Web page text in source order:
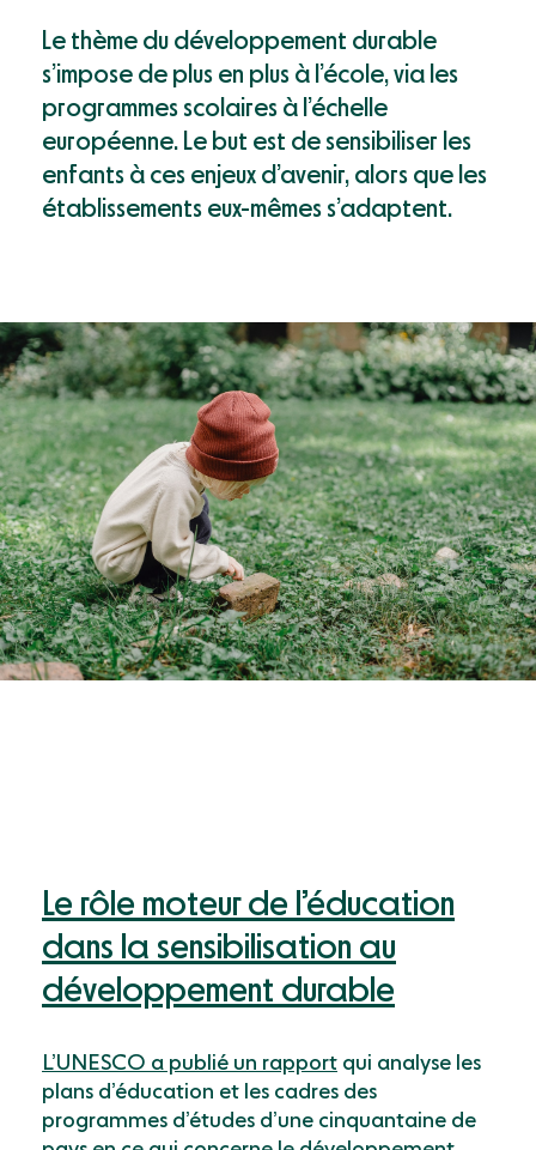
developpement-durable/" class="font-size-sm-22 font-
second-regular" data-link="link2">Le futur est étincelant
Ressources
Blog
Event
Documents
Mon compte
Le thème du développement durable
s’impose de plus en plus à l’école, via les
programmes scolaires à l’échelle
européenne. Le but est de sensibiliser les
enfants à ces enjeux d’avenir, alors que les
établissements eux-mêmes s’adaptent.
Le rôle moteur de l’éducation
dans la sensibilisation au
développement durable
L’UNESCO a publié un rapport qui analyse les
plans d’éducation et les cadres des
programmes d’études d’une cinquantaine de